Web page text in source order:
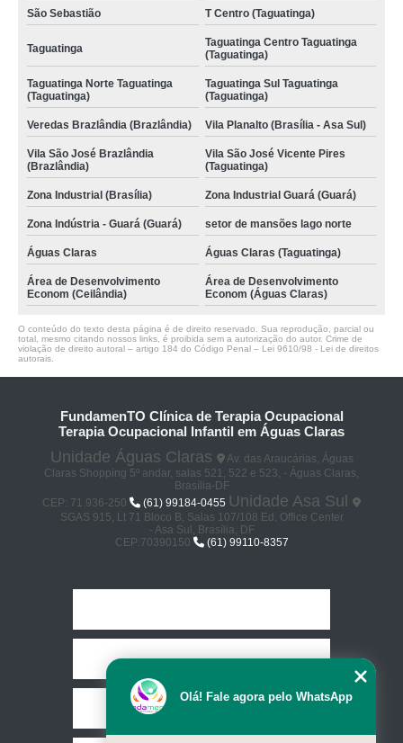
São Sebastião T Centro (Taguatinga)
Taguatinga
Taguatinga Centro Taguatinga
(Taguatinga)
Taguatinga Norte Taguatinga
(Taguatinga)
Taguatinga Sul Taguatinga
(Taguatinga)
Veredas Brazlândia (Brazlândia) Vila Planalto (Brasília - Asa Sul)
Vila São José Brazlândia
(Brazlândia)
Vila São José Vicente Pires
(Taguatinga)
Zona Industrial (Brasília) Zona Industrial Guará (Guará)
Zona Indústria - Guará (Guará) setor de mansões lago norte
Águas Claras Águas Claras (Taguatinga)
Área de Desenvolvimento
Econom (Ceilândia)
Área de Desenvolvimento
Econom (Águas Claras)
O conteúdo do texto desta página é de direito reservado. Sua reprodução, parcial ou
total, mesmo citando nossos links, é proibida sem a autorização do autor. Crime de
violação de direito autoral – artigo 184 do Código Penal – Lei 9610/98 - Lei de direitos
autorais
FundamenTO Clínica de Terapia Ocupacional
Terapia Ocupacional Infantil em Águas Claras
Unidade Águas Claras
Av. das Araucárias, Águas
Claras Shopping 5º andar, salas 521, 522 e 523, - Águas Claras,
Brasília-DF
CEP: 71.936-250
(61) 99184-0455 Unidade Asa Sul
SGAS 915, Lt 71 Bloco B, Salas 107/108 Ed. Office Center
- Asa Sul, Brasília, DF
CEP:70390150
(61) 99110-8357
Empresa
Olá! Fale agora pelo WhatsApp